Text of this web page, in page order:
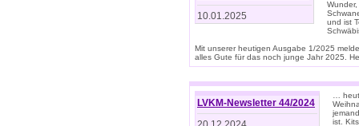
10.01.2025
und ist
Mit unserer heutigen Ausgabe 1/2025
alles Gute für das noch junge Jahr 2025.
LVKM-Newsletter 44/2024
…
ist.